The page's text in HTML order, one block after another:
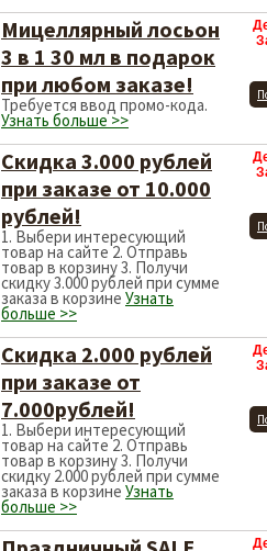
Мицеллярный лосьон
3 в 1 30 мл в подарок
при любом заказе!
Требуется ввод промо-кода.
Узнать больше >>
Скидка 3.000 рублей
при заказе от 10.000
рублей!
1. Выбери интересующий
товар на сайте 2. Отправь
товар в корзину 3. Получи
скидку 3.000 рублей при сумме
заказа в корзине Узнать
больше >>
Скидка 2.000 рублей
при заказе от
7.000рублей!
1. Выбери интересующий
товар на сайте 2. Отправь
товар в корзину 3. Получи
скидку 2.000 рублей при сумме
заказа в корзине Узнать
больше >>